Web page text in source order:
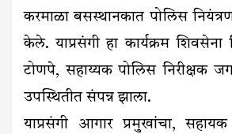
करमाळा बसस्थानकात पोलिस
केले. याप्रसंगी हा कार्यक्रम
टोणपे, सहाय्यक पोलिस निरीक्षक
उपस्थितीत संपन्न झाला.
याप्रसंगी आगार प्रमुखांचा, सहायक